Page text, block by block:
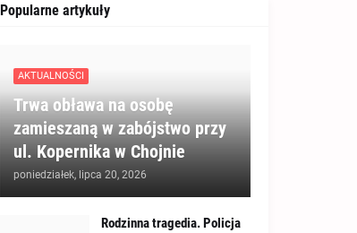
Popularne artykuły
AKTUALNOŚCI
Trwa obława na osobę
zamieszaną w zabójstwo przy
ul. Kopernika w Chojnie
poniedziałek, lipca 20, 2026
Rodzinna tragedia. Policja